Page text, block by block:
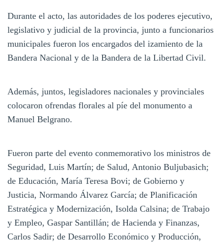
Durante el acto, las autoridades de los poderes ejecutivo,
legislativo y judicial de la provincia, junto a funcionarios
municipales fueron los encargados del izamiento de la
Bandera Nacional y de la Bandera de la Libertad Civil.
Además, juntos, legisladores nacionales y provinciales
colocaron ofrendas florales al píe del monumento a
Manuel Belgrano.
Fueron parte del evento conmemorativo los ministros de
Seguridad, Luis Martín; de Salud, Antonio Buljubasich;
de Educación, María Teresa Bovi; de Gobierno y
Justicia, Normando Álvarez García; de Planificación
Estratégica y Modernización, Isolda Calsina; de Trabajo
y Empleo, Gaspar Santillán; de Hacienda y Finanzas,
Carlos Sadir; de Desarrollo Económico y Producción,